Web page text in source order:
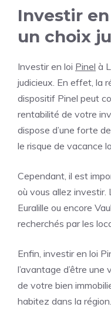
Investir
un choix
Investir en loi Pinel à
judicieux. En effet, la
dispositif Pinel peut
rentabilité de votre
dispose d’une forte
le risque de vacance
Cependant, il est
où vous allez investir.
Euralille ou encore
recherchés par les
Enfin, investir en loi
l’avantage d’être
de votre bien
habitez dans la région.